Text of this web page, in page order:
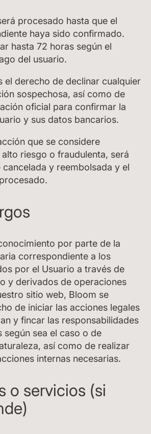
procesado hasta que el
haya sido confirmado.
hasta 72 horas según el
del usuario.
el derecho de declinar cualquier
sospechosa, así como de
oficial para confirmar la
y sus datos bancarios.
que se considere
riesgo o fraudulenta, será
cancelada y reembolsada y el
por parte de la
correspondiente a los
por el Usuario a través de
y derivados de operaciones
sitio web, Bloom se
de iniciar las acciones legales
y fincar las responsabilidades
según sea el caso o de
así como de realizar
internas necesarias.
o servicios (si